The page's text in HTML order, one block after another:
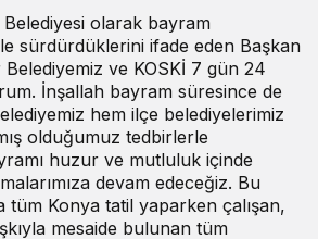
olarak bayram
sürdürdüklerini ifade eden Başkan
ve KOSKİ 7 gün 24
İnşallah bayram süresince de
hem ilçe belediyelerimiz
olduğumuz tedbirlerle
huzur ve mutluluk içinde
devam edeceğiz. Bu
tüm Konya tatil yaparken çalışan,
mesaide bulunan tüm